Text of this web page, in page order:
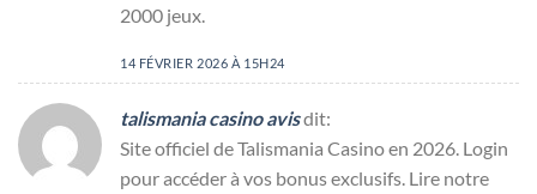
2000 jeux.
14 FÉVRIER 2026 À 15H24
talismania casino avisdit:
Site officiel de Talismania Casino en 2026. Login
pour accéder à vos bonus exclusifs. Lire notre